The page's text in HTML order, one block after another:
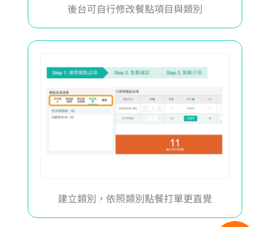
後台可自行修改餐點項目與類別
建立類別，依照類別點餐打單更直覺